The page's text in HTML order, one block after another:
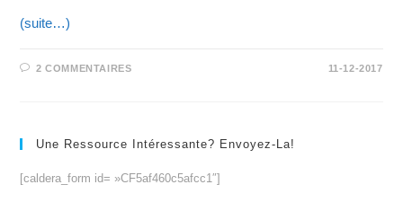
(suite…)
2 COMMENTAIRES 11-12-2017
Une Ressource Intéressante? Envoyez-La!
[caldera_form id= »CF5af460c5afcc1″]